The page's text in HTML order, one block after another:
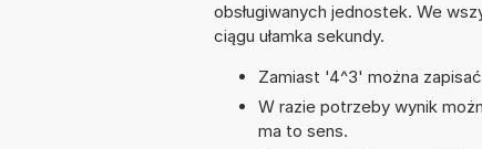
obsługiwanych jednostek. We
ciągu ułamka sekundy.
Zamiast '4^3' można
W razie potrzeby wynik
ma to sens.